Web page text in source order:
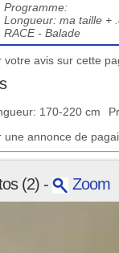
Programme:
Longueur: ma taille +
RACE - Balade
votre avis sur cette
170-220 cm
une annonce de
(2) - Zoom